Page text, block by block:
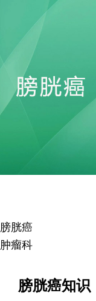
膀胱癌
肿瘤科
膀胱癌知识